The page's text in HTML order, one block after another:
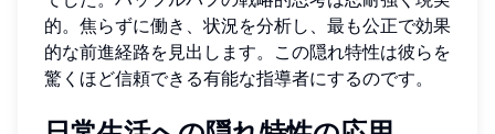
的。焦らずに働き、状況を分析し、最も公正で効果
的な前進経路を見出します。この隠れ特性は彼らを
驚くほど信頼できる有能な指導者にするのです。